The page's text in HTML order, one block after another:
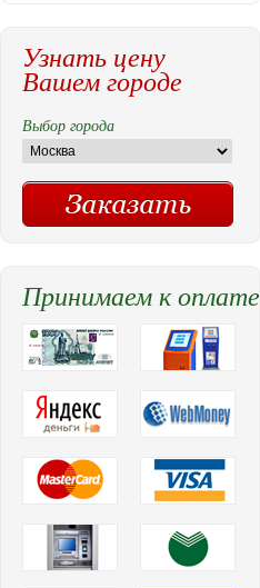
Узнать цену
Вашем городе
Выбор города
Принимаем к оплате